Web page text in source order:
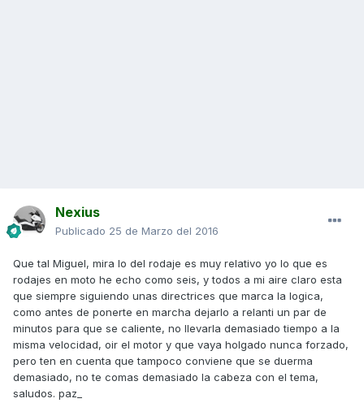
Nexius
Publicado 25 de Marzo del 2016
Que tal Miguel, mira lo del rodaje es muy relativo yo lo que es
rodajes en moto he echo como seis, y todos a mi aire claro esta
que siempre siguiendo unas directrices que marca la logica,
como antes de ponerte en marcha dejarlo a relanti un par de
minutos para que se caliente, no llevarla demasiado tiempo a la
misma velocidad, oir el motor y que vaya holgado nunca forzado,
pero ten en cuenta que tampoco conviene que se duerma
demasiado, no te comas demasiado la cabeza con el tema,
saludos. paz_